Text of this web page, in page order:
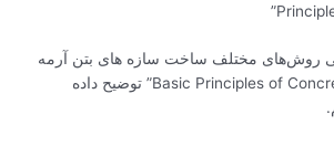
روش‌های مختلف ساخت سازه های بتن آرمه
که در کتاب “Basic Principles of Concrete 2016” توضیح داده